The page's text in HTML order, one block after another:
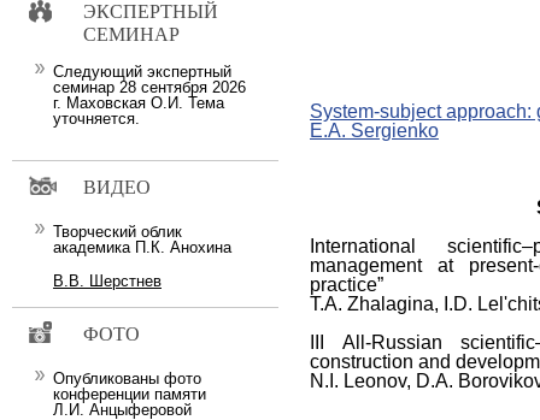
System-subject
E.A. Sergienko
International
management at
practice”
T.A. Zhalagina, I.D.
III All-Russian
construction and
N.I. Leonov, D.A.
ЭКСПЕРТНЫЙ
СЕМИНАР
Следующий экспертный
семинар 28 сентября 2026
г. Маховская О.И. Тема
уточняется.
ВИДЕО
Творческий облик
академика П.К. Анохина
В.В. Шерстнев
ФОТО
Опубликованы фото
конференции памяти
Л.И. Анцыферовой